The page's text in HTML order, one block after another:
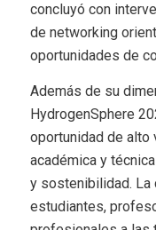
concluyó con
de networking
oportunidades de
Además de su
HydrogenSphere
oportunidad de alto
académica y
y sostenibilidad. La
estudiantes,